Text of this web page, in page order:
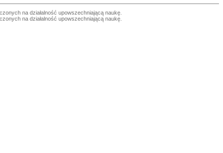
na działalność upowszechniającą naukę.
na działalność upowszechniającą naukę.